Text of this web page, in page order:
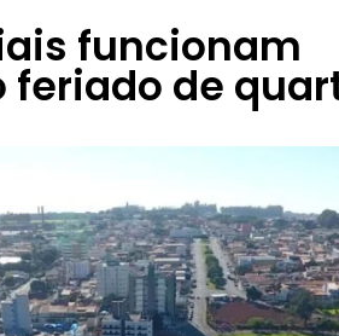
funcionam
feriado de